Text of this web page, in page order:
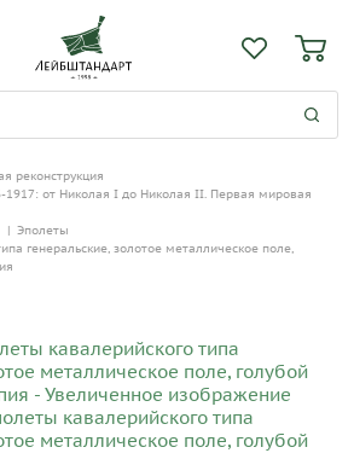
реконструкция
1917: от Николая I до Николая II. Первая мировая
| Эполеты
генеральские, золотое металлическое поле,